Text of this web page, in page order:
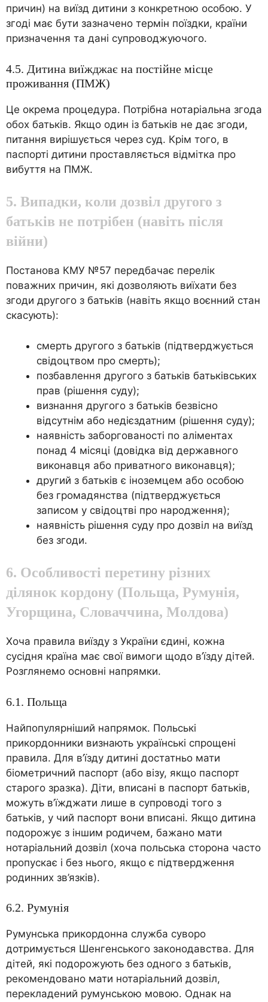
причин) на виїзд дитини з конкретною особою. У
згоді має бути зазначено термін поїздки, країни
призначення та дані супроводжуючого.
4.5. Дитина виїжджає на постійне місце
проживання (ПМЖ)
Це окрема процедура. Потрібна нотаріальна згода
обох батьків. Якщо один із батьків не дає згоди,
питання вирішується через суд. Крім того, в
паспорті дитини проставляється відмітка про
вибуття на ПМЖ.
5. Випадки, коли дозвіл другого з
батьків не потрібен (навіть після
війни)
Постанова КМУ №57 передбачає перелік
поважних причин, які дозволяють виїхати без
згоди другого з батьків (навіть якщо воєнний стан
скасують):
смерть другого з батьків (підтверджується
свідоцтвом про смерть);
позбавлення другого з батьків батьківських
прав (рішення суду);
визнання другого з батьків безвісно
відсутнім або недієздатним (рішення суду);
наявність заборгованості по аліментах
понад 4 місяці (довідка від державного
виконавця або приватного виконавця);
другий з батьків є іноземцем або особою
без громадянства (підтверджується
записом у свідоцтві про народження);
наявність рішення суду про дозвіл на виїзд
без згоди.
6. Особливості перетину різних
ділянок кордону (Польща, Румунія,
Угорщина, Словаччина, Молдова)
Хоча правила виїзду з України єдині, кожна
сусідня країна має свої вимоги щодо в’їзду дітей.
Розглянемо основні напрямки.
6.1. Польща
Найпопулярніший напрямок. Польські
прикордонники визнають українські спрощені
правила. Для в’їзду дитині достатньо мати
біометричний паспорт (або візу, якщо паспорт
старого зразка). Діти, вписані в паспорт батьків,
можуть в’їжджати лише в супроводі того з
батьків, у чий паспорт вони вписані. Якщо дитина
подорожує з іншим родичем, бажано мати
нотаріальний дозвіл (хоча польська сторона часто
пропускає і без нього, якщо є підтвердження
родинних зв’язків).
6.2. Румунія
Румунська прикордонна служба суворо
дотримується Шенгенського законодавства. Для
дітей, які подорожують без одного з батьків,
рекомендовано мати нотаріальний дозвіл,
перекладений румунською мовою. Однак на